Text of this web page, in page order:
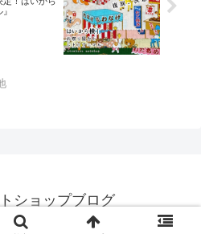
ショップブログ
ットショップブログ.